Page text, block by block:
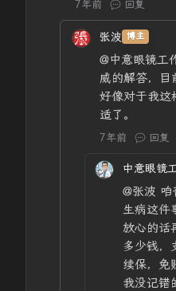
7年前 回复
张波 博主
@中意眼镜工
威的解答，目
好像对于我这
适了。
7年前 回复
中意眼镜
@张波 咱
生病这件
放心的话
多少钱，
续保，免
我没记错